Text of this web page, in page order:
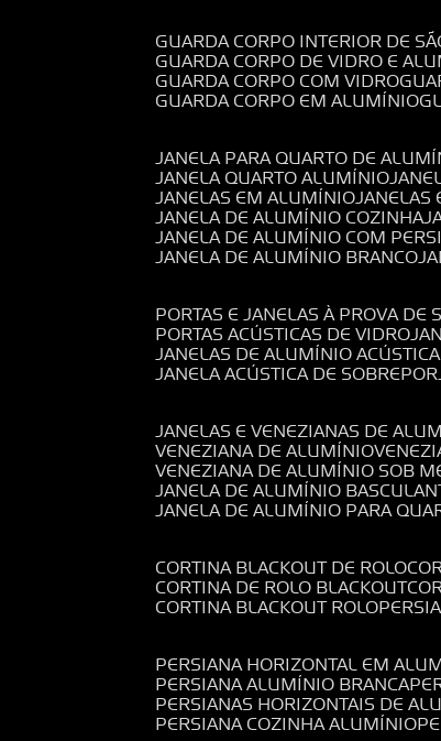
GUARDA CORPO INTERIOR DE
GUARDA CORPO DE VIDRO E
GUARDA CORPO COM VIDRO
GUARDA CORPO EM ALUMÍNIO
JANELA PARA QUARTO DE
JANELA QUARTO ALUMÍNIO
JANELAS EM ALUMÍNIO
JANELA DE ALUMÍNIO COZINHA
JANELA DE ALUMÍNIO COM
JANELA DE ALUMÍNIO BRANCO
PORTAS E JANELAS À PROVA DE
PORTAS ACÚSTICAS DE VIDRO
JANELAS DE ALUMÍNIO
JANELA ACÚSTICA DE SOBREPOR
JANELAS E VENEZIANAS DE
VENEZIANA DE ALUMÍNIO
VENEZIANA DE ALUMÍNIO SOB
JANELA DE ALUMÍNIO
JANELA DE ALUMÍNIO PARA
CORTINA BLACKOUT DE ROLO
CORTINA DE ROLO BLACKOUT
CORTINA BLACKOUT ROLO
PERSIANA HORIZONTAL EM
PERSIANA ALUMÍNIO BRANCA
PERSIANAS HORIZONTAIS DE
PERSIANA COZINHA ALUMÍNIO